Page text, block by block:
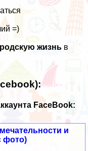
=)
жизнь в
FaceBook:
и
фото)